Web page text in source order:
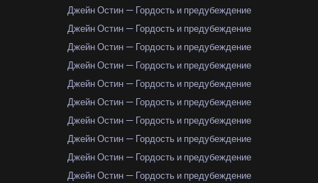
Джейн Остин — Гордость и предубеждение
Джейн Остин — Гордость и предубеждение
Джейн Остин — Гордость и предубеждение
Джейн Остин — Гордость и предубеждение
Джейн Остин — Гордость и предубеждение
Джейн Остин — Гордость и предубеждение
Джейн Остин — Гордость и предубеждение
Джейн Остин — Гордость и предубеждение
Джейн Остин — Гордость и предубеждение
Джейн Остин — Гордость и предубеждение